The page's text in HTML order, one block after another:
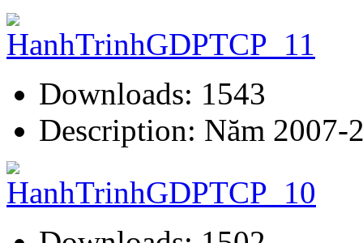
Downloads: 1543
Description: Năm 2007-